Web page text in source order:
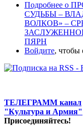
Подробнее о
СУДЬБЫ –
ВОЛКОВ» –
ПЯРН
Войдите, чтобы
ТЕЛЕГРАММ канал
"Культура и Армия"
Присоединяйтесь!